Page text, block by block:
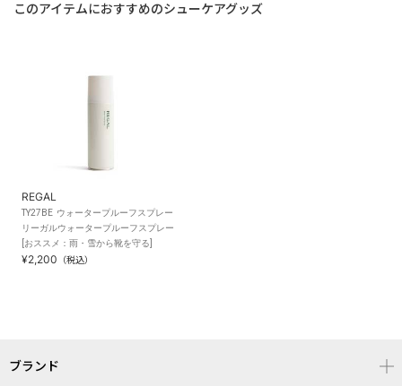
このアイテムにおすすめのシューケアグッズ
REGAL
TY27BE ウォータープルーフスプレー
リーガルウォータープルーフスプレー
[おススメ：雨・雪から靴を守る]
¥2,200 （税込）
ブランド